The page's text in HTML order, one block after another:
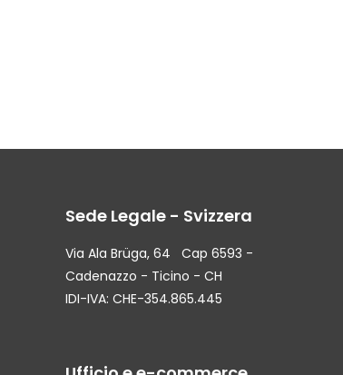
Sede Legale - Svizzera
Via Ala Brüga, 64 Cap 6593 -
Cadenazzo - Ticino - CH
IDI-IVA: CHE-354.865.445